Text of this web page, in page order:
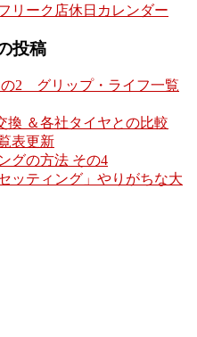
投稿
2 グリップ・ライフ一覧
換 ＆各社タイヤとの比較
表更新
グの方法 その4
ッティング」やりがちな大